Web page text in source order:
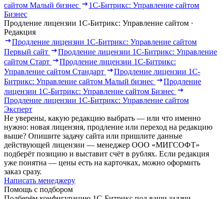
сайтом Малый бизнес
1С-Битрикс: Управление сайтом
Бизнес
Продление лицензии 1С-Битрикс: Управление сайтом ·
Редакция
Продление лицензии 1С-Битрикс: Управление сайтом
Первый сайт
Продление лицензии 1С-Битрикс: Управление
сайтом Старт
Продление лицензии 1С-Битрикс:
Управление сайтом Стандарт
Продление лицензии 1С-
Битрикс: Управление сайтом Малый бизнес
Продление
лицензии 1С-Битрикс: Управление сайтом Бизнес
Продление лицензии 1С-Битрикс: Управление сайтом
Эксперт
Не уверены, какую редакцию выбрать — или что именно
нужно: новая лицензия, продление или переход на редакцию
выше? Опишите задачу сайта или пришлите данные
действующей лицензии — менеджер ООО «МИГСОФТ»
подберёт позицию и выставит счёт в рублях. Если редакция
уже понятна — цены есть на карточках, можно оформить
заказ сразу.
Написать менеджеру
Помощь с подбором